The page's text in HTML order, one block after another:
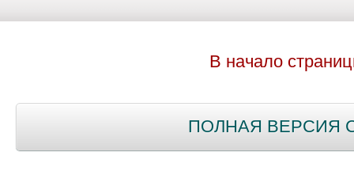
В начало
ПОЛНАЯ ВЕРСИЯ